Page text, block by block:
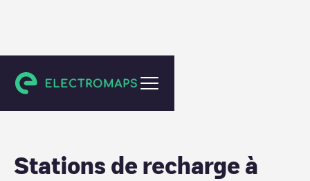
Warszawa
Stations de recharge à